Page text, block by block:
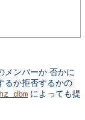
メンバーか 否かに
るか拒否するかの
によっても提